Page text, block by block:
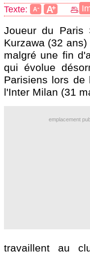
Texte: A- A+
Joueur du Paris
Kurzawa (32
malgré une fin
qui évolue
Parisiens lors
l'Inter Milan (31
emplacement
travaillent au